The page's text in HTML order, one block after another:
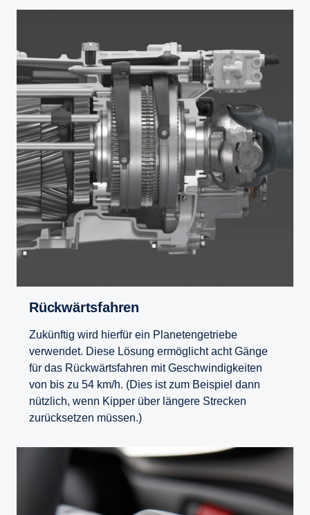
Rückwärtsfahren
Zukünftig wird hierfür ein Planetengetriebe
verwendet. Diese Lösung ermöglicht acht Gänge
für das Rückwärtsfahren mit Geschwindigkeiten
von bis zu 54 km/h. (Dies ist zum Beispiel dann
nützlich, wenn Kipper über längere Strecken
zurücksetzen müssen.)